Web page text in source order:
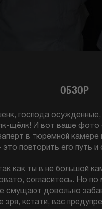
ОБЗОР
господа
щёлк! И вот ваше фото
в тюремной
повторить его путь и
как ты в не большой
согласитесь. Но
смущают довольно
зря, кстати, вас